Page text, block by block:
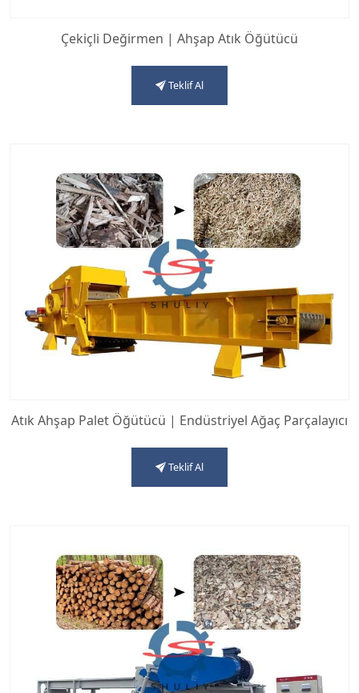
Çekiçli Değirmen | Ahşap Atık Öğütücü
Teklif Al
Atık Ahşap Palet Öğütücü | Endüstriyel Ağaç Parçalayıcı
Teklif Al